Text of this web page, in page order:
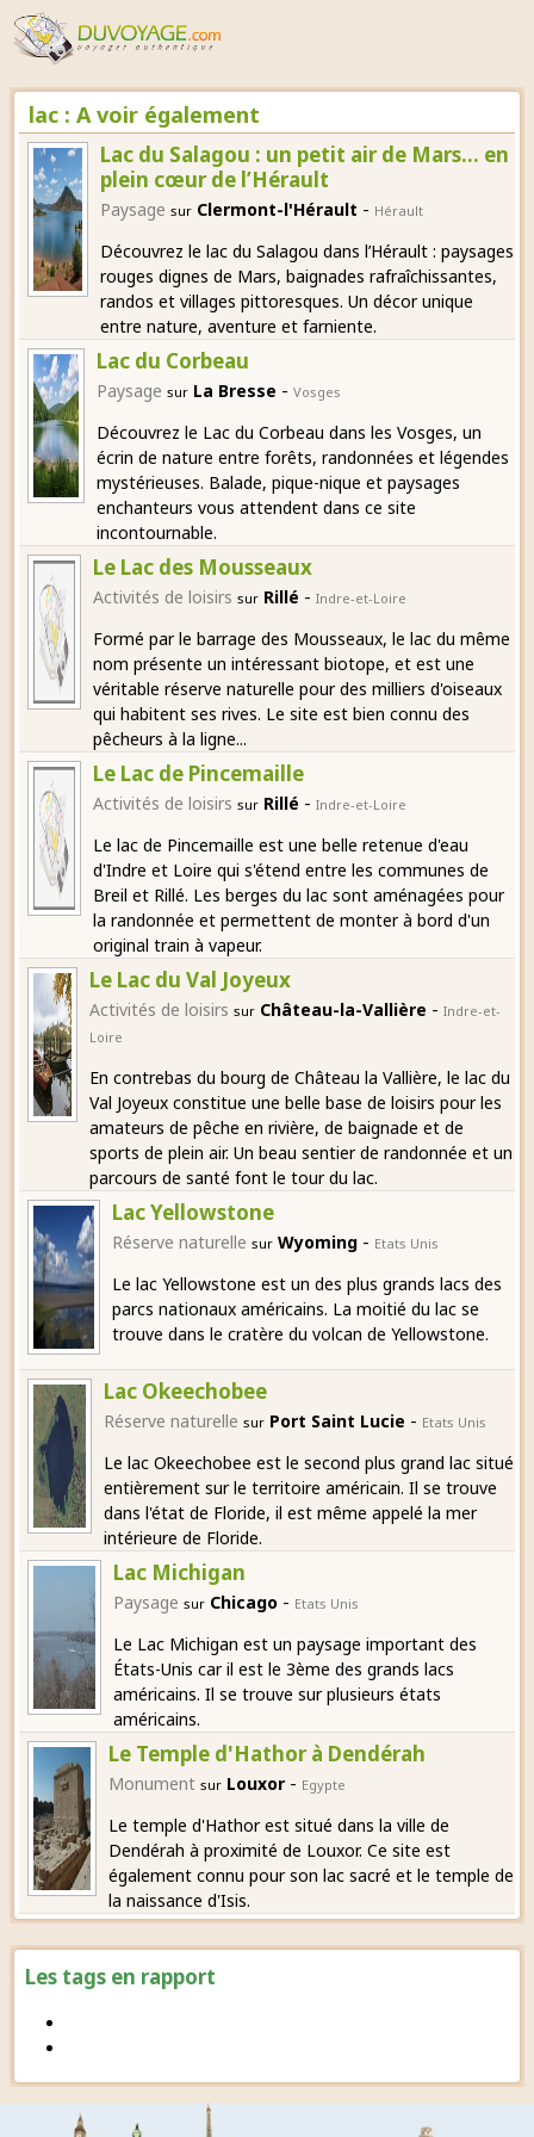
Les tags en rapport
lac : A voir également
Lac du Salagou : un petit air de Mars… en
plein cœur de l’Hérault
Paysage sur Clermont-l'Hérault - Hérault
Découvrez le lac du Salagou dans l’Hérault : paysages
rouges dignes de Mars, baignades rafraîchissantes,
randos et villages pittoresques. Un décor unique
entre nature, aventure et farniente.
Lac du Corbeau
Paysage sur La Bresse - Vosges
Découvrez le Lac du Corbeau dans les Vosges, un
écrin de nature entre forêts, randonnées et légendes
mystérieuses. Balade, pique-nique et paysages
enchanteurs vous attendent dans ce site
incontournable.
Le Lac des Mousseaux
Activités de loisirs sur Rillé -Indre-et-Loire
Formé par le barrage des Mousseaux, le lac du même
nom présente un intéressant biotope, et est une
véritable réserve naturelle pour des milliers d'oiseaux
qui habitent ses rives. Le site est bien connu des
pêcheurs à la ligne...
Le Lac de Pincemaille
Activités de loisirs sur Rillé - Indre-et-Loire
Le lac de Pincemaille est une belle retenue d'eau
d'Indre et Loire qui s'étend entre les communes de
Breil et Rillé. Les berges du lac sont aménagées pour
la randonnée et permettent de monter à bord d'un
original train à vapeur.
Le Lac du Val Joyeux
Activités de loisirs sur Château-la-Vallière -Indre-et-
Loire
En contrebas du bourg de Château la Vallière, le lac du
Val Joyeux constitue une belle base de loisirs pour les
amateurs de pêche en rivière, de baignade et de
sports de plein air. Un beau sentier de randonnée et un
parcours de santé font le tour du lac.
Lac Yellowstone
Réserve naturelle sur Wyoming - Etats Unis
Le lac Yellowstone est un des plus grands lacs des
parcs nationaux américains. La moitié du lac se
trouve dans le cratère du volcan de Yellowstone.
Lac Okeechobee
Réserve naturelle sur Port Saint Lucie - Etats Unis
Le lac Okeechobee est le second plus grand lac situé
entièrement sur le territoire américain. Il se trouve
dans l'état de Floride, il est même appelé la mer
intérieure de Floride.
Lac Michigan
Paysage sur Chicago- Etats Unis
Le Lac Michigan est un paysage important des
États-Unis car il est le 3ème des grands lacs
américains. Il se trouve sur plusieurs états
américains.
Le Temple d'Hathor à Dendérah
Monument sur Louxor- Egypte
Le temple d'Hathor est situé dans la ville de
Dendérah à proximité de Louxor. Ce site est
également connu pour son lac sacré et le temple de
la naissance d'Isis.